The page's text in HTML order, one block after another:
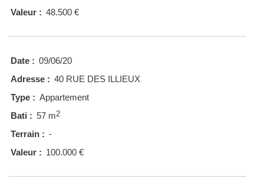
Valeur : 48.500 €
Date : 09/06/20
Adresse : 40 RUE DES ILLIEUX
Type : Appartement
Bati : 57 m2
Terrain : -
Valeur : 100.000 €